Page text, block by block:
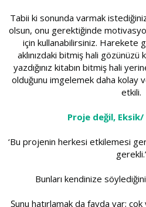
Tabii ki sonunda varmak
olsun, onu gerektiğinde
için kullanabilirsiniz. Harekete
aklınızdaki bitmiş hali gözünüzü
yazdığınız kitabın bitmiş hali
olduğunu imgelemek daha kolay
etkili.
Proje değil, Eksik/
‘Bu projenin herkesi etkilemesi
gerekli.’
Bunları kendinize
Şunu hatırlamak da fayda var;